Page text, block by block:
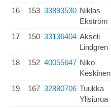
16 153 33893530 Niklas
Ekström
17 150 33136404 Akseli
Lindgren
18 152 40055647 Niko
Keskinen
19 167 32880706 Tuukka
Ylisiurua